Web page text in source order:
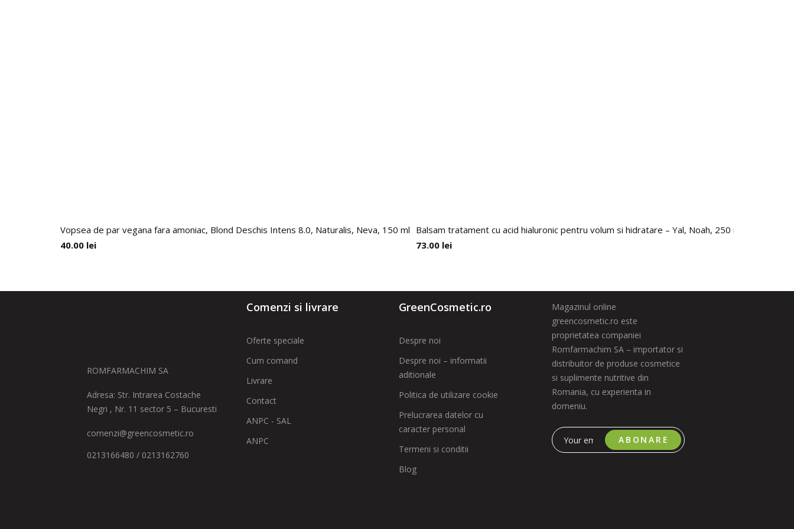
Vopsea de par vegana fara amoniac, Blond Deschis Intens 8.0, Naturalis, Neva, 150 ml
40.00 lei
Balsam tratament cu acid hialuronic pentru volum si hidratare – Yal, Noah, 250 ml
73.00 lei
ROMFARMACHIM SA
Adresa: Str. Intrarea Costache
Negri , Nr. 11 sector 5 – Bucuresti
comenzi@greencosmetic.ro
0213166480 / 0213162760
Comenzi si livrare
Oferte speciale
Cum comand
Livrare
Contact
ANPC - SAL
ANPC
GreenCosmetic.ro
Despre noi
Despre noi – informatii
aditionale
Politica de utilizare cookie
Prelucrarea datelor cu
caracter personal
Termeni si conditii
Blog
Magazinul online
greencosmetic.ro este
proprietatea companiei
Romfarmachim SA – importator si
distribuitor de produse cosmetice
si suplimente nutritive din
Romania, cu experienta in
domeniu.
ABONARE